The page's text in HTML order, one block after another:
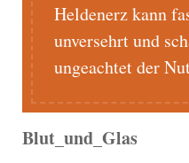
Heldenerz kann
unversehrt und
ungeachtet der
Blut_und_Glas